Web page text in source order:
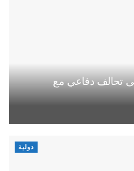
تحالف دفاعي مع
دولية